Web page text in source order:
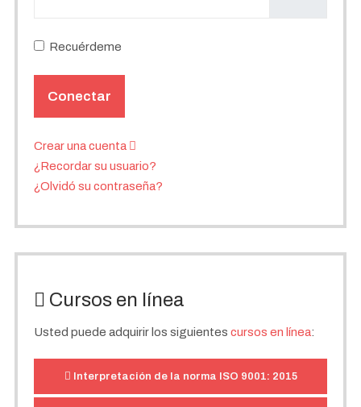
Recuérdeme
Conectar
Crear una cuenta
¿Recordar su usuario?
¿Olvidó su contraseña?
Cursos en línea
Usted puede adquirir los siguientes cursos en línea:
Interpretación de la norma ISO 9001: 2015